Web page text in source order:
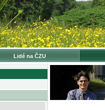
Lidé na ČZU